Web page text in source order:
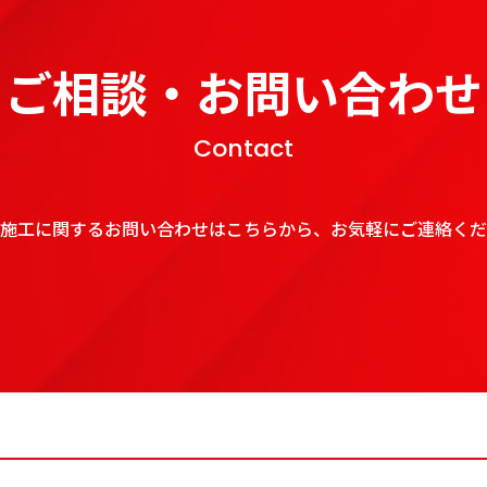
ご相談・お問い合わせ
Contact
工に関するお問い合わせはこちらから、お気軽にご連絡く